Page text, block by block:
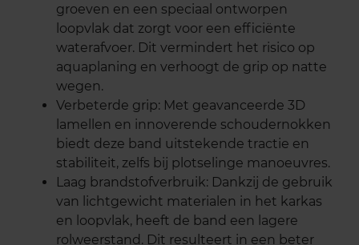
groeven en een speciaal ontworpen
loopvlak dat zorgt voor een efficiënte
waterafvoer. Dit vermindert het risico op
aquaplaning en verhoogt de grip op natte
wegen.
Verbeterde grip: Met geavanceerde 3D
lamellen en innoverende schoudernokken
biedt deze band uitstekende tractie en
stabiliteit, zelfs bij plotselinge manoeuvres.
Laag brandstofverbruik: Dankzij de gebruik
van lichtgewicht materialen in het karkas
en loopvlak, heeft de band een lagere
rolweerstand. Dit resulteert in een beter